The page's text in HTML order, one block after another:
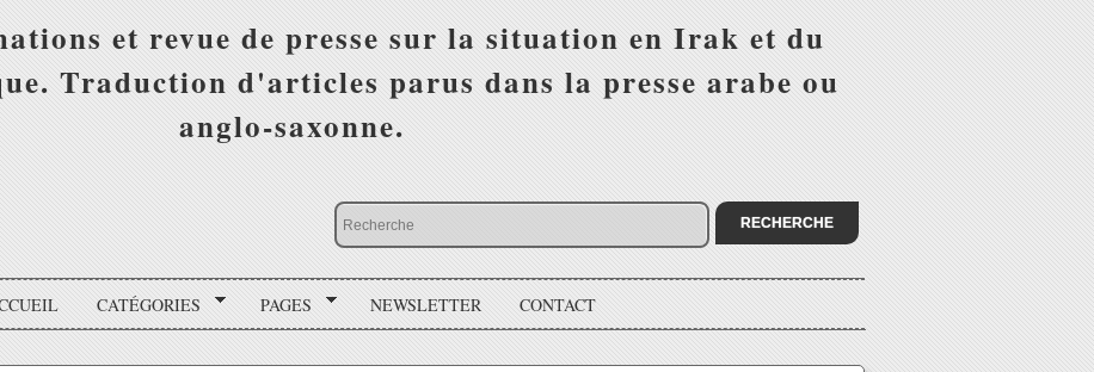
et revue de presse sur la situation en Irak et du
Traduction d'articles parus dans la presse arabe ou
anglo-saxonne.
CATÉGORIES PAGES NEWSLETTER CONTACT